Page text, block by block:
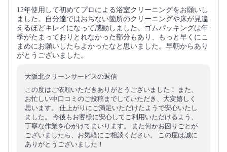
12年使用して初めてプロによる浴室クリーニングをお願いし
ました。自分達ではおちない箇所のクリーニングや床が見違
えるほどキレイになって感動しました。ゴムパッキングは年
季がたまっておりとれなかった部分もあり、もっと早くにこ
まめにお願いしたらよかったなと思いました。早朝からあり
がとうございました。
大阪北クリーンサービスの返信
この度はご依頼いただきありがとうございました！ また、
お忙しい中口コミのご投稿までしていただき、大変嬉しく
思います。 仕上がりにご満足いただけたようで安心いたし
ました。 今後もお客様に安心してご利用いただけるよう、
丁寧な作業を心がけてまいります。 また何かお困りごとが
ございましたら、お気軽にご相談ください。 この度は誠に
ありがとうございました！